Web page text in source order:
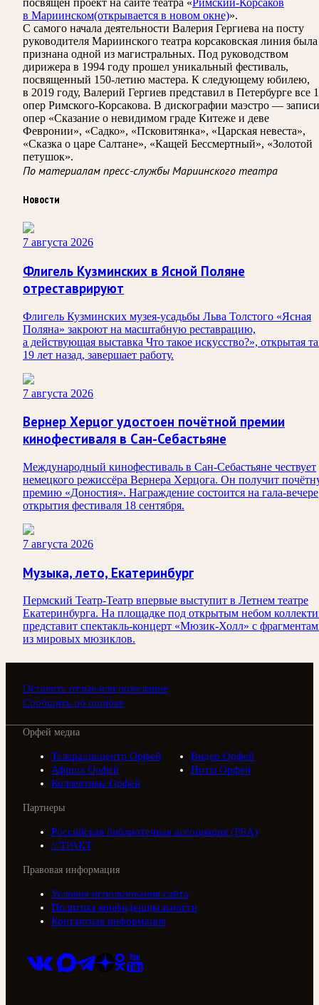
в Мариинском(открывается в новом окне)».
С самого начала деятельности Валерия Гергиева на посту
руководителя Мариинского театра корсаковская линия была
признана одной из магистральных. Под руководством
дирижера в 1994 году прошел уникальный фестиваль,
посвященный 150-летию мастера. К следующему юбилею,
в 2019 году, Валерий Гергиев представил в Петербурге все
опер Римского-Корсакова. В дискографии маэстро — записи
опер «Сказание о невидимом граде Китеже и деве
Февронии», «Садко», «Псковитянка», «Царская невеста»,
«Сказка о царе Салтане», «Кащей Бессмертный», «Золотой
петушок».
По материалам пресс-службы Мариинского театра
Новости
7 августа 2026
Флигель Кузминских в Ясной Поляне
отреставрируют
Флигель Кузминских музея-усадьбы Льва Толстого «Ясная
Поляна» закроют на масштабную реставрацию,
а действующая выставка Что такое искусство?», открытая
19 лет назад, завершает работу.
7 августа 2026
Вернер Херцог удостоен почётной премии
кинофестиваля в Сан-Себастьяне
Международный кинофестиваль в Сан-Себастьяне чествует
немецкого режиссёра Вернера Херцога. Он получит
премию «Доностия». Награждение состоится на гала-вечере
открытия фестиваля 18 сентября.
7 августа 2026
Музыка, лето, Екатеринбург
Пермский Театр-Театр впервые выступит в Летнем театре
Екатеринбурга. На площадке под открытым небом
представит спектакль-концерт «Мюзик-Холл» с
из мировых мюзиклов.
Оставить отзыв или пожелание
Сообщить об ошибке
Орфей медиа
Телерадиоцентр Орфей
Видео Орфей
Афиша Орфей
Ноты Орфей
Коллективы Орфей
Партнеры
Российская библиотечная ассоциация (РБА)
///ТРАКТ
Правовая информация
Условия использования сайта
Политика конфиденциальности
Контактная информация